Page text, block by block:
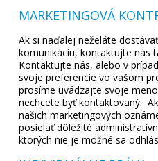
MARKETINGOVÁ
Ak si naďalej neželáte
komunikáciu, kontaktujte nás
Kontaktujte nás, alebo v
svoje preferencie vo vašom
prosíme uvádzajte svoje
nechcete byť kontaktovaný.
našich marketingových
posielať dôležité
ktorých nie je možné sa